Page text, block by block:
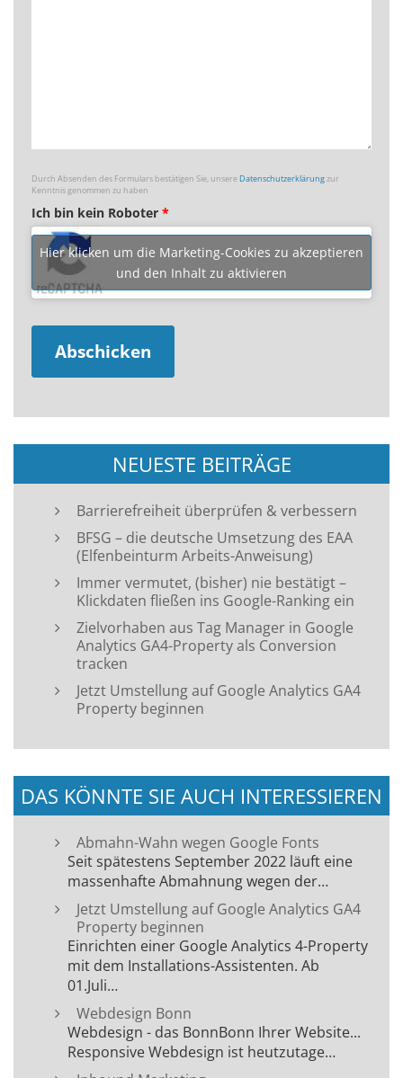
Durch Absenden des Formulars bestätigen Sie, unsereDatenschutzerklärungzur
Kenntnis genommen zu haben
Ich bin kein Roboter *
Hier klicken um die Marketing-Cookies zu akzeptieren
und den Inhalt zu aktivieren
NEUESTE BEITRÄGE
Barrierefreiheit überprüfen & verbessern
BFSG – die deutsche Umsetzung des EAA
(Elfenbeinturm Arbeits-Anweisung)
Immer vermutet, (bisher) nie bestätigt –
Klickdaten fließen ins Google-Ranking ein
Zielvorhaben aus Tag Manager in Google
Analytics GA4-Property als Conversion
tracken
Jetzt Umstellung auf Google Analytics GA4
Property beginnen
DAS KÖNNTE SIE AUCH INTERESSIEREN
Abmahn-Wahn wegen Google Fonts
Seit spätestens September 2022 läuft eine
massenhafte Abmahnung wegen der…
Jetzt Umstellung auf Google Analytics GA4
Property beginnen
Einrichten einer Google Analytics 4-Property
mit dem Installations-Assistenten. Ab
01.Juli…
Webdesign Bonn
Webdesign - das BonnBonn Ihrer Website...
Responsive Webdesign ist heutzutage…